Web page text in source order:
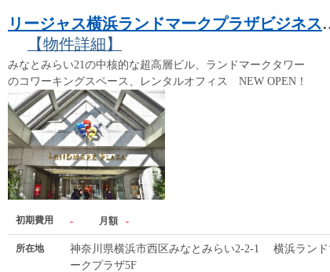
リージャス横浜ランドマークプラザビジネスセンター
【物件詳細】
みなとみらい21の中核的な超高層ビル、ランドマークタワー
のコワーキングスペース、レンタルオフィス NEW OPEN！
初期費用 - 月額 -
所在地
神奈川県横浜市西区みなとみらい2-2-1 横浜ランド
ークプラザ5F